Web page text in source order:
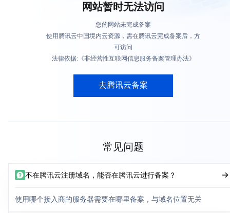
网站暂时无法访问
您的网站未完成备案
使用腾讯云中国境内云资源，需在腾讯云完成备案后，方
可访问
法律依据:《非经营性互联网信息服务备案管理办法》
去腾讯云备案
常见问题
不在腾讯云注册域名，能否在腾讯云进行备案？
使用哪个接入商的服务器需要在哪里备案，与域名位置无关